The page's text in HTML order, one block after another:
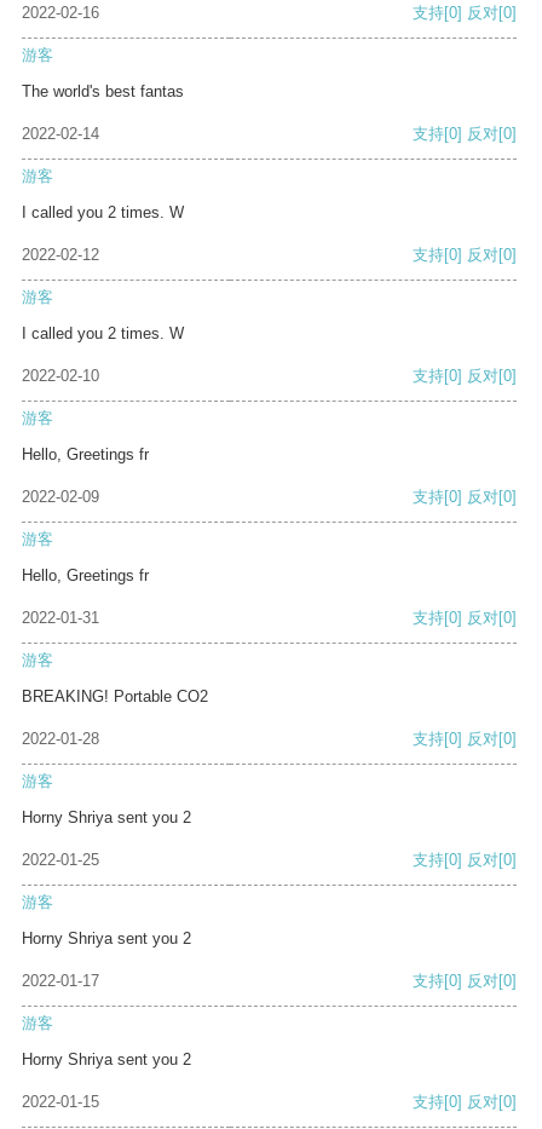
2022-02-16 支持[0] 反对[0]
游客
The world's best fantas
2022-02-14 支持[0] 反对[0]
游客
I called you 2 times. W
2022-02-12 支持[0] 反对[0]
游客
I called you 2 times. W
2022-02-10 支持[0] 反对[0]
游客
Hello, Greetings fr
2022-02-09 支持[0] 反对[0]
游客
Hello, Greetings fr
2022-01-31 支持[0] 反对[0]
游客
BREAKING! Portable CO2
2022-01-28 支持[0] 反对[0]
游客
Horny Shriya sent you 2
2022-01-25 支持[0] 反对[0]
游客
Horny Shriya sent you 2
2022-01-17 支持[0] 反对[0]
游客
Horny Shriya sent you 2
2022-01-15 支持[0] 反对[0]